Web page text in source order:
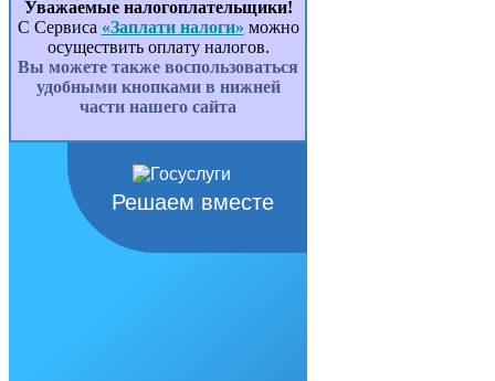
Уважаемые налогоплательщики!
С Сервиса «Заплати налоги» можно
осуществить оплату налогов.
Вы можете также воспользоваться
удобными кнопками в нижней
части нашего сайта
Решаем вместе